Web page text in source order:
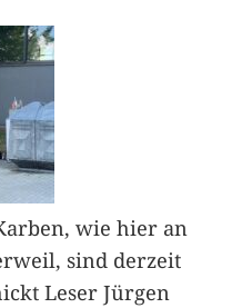
wie hier an
sind derzeit
Leser Jürgen